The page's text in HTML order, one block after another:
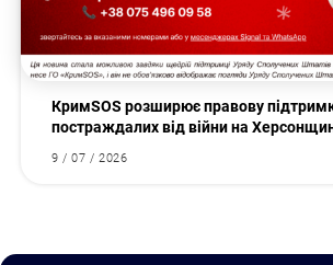
КримSOS розширює правову
постраждалих від війни на
9 / 07 / 2026